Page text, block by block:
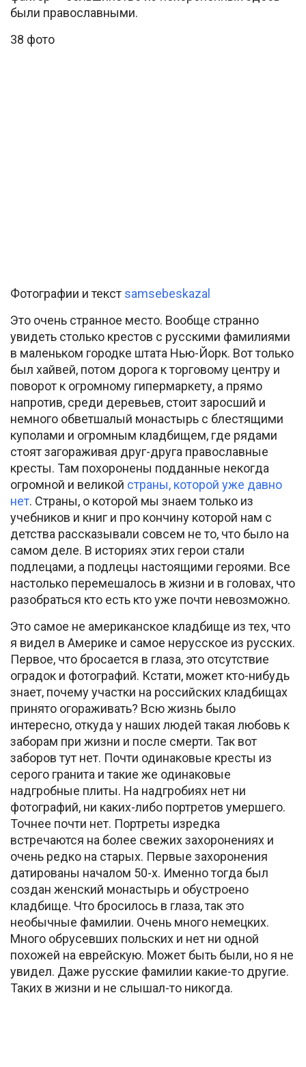
были православными.
38 фото
Фотографии и текст samsebeskazal
Это очень странное место. Вообще странно
увидеть столько крестов с русскими фамилиями
в маленьком городке штата Нью-Йорк. Вот только
был хайвей, потом дорога к торговому центру и
поворот к огромному гипермаркету, а прямо
напротив, среди деревьев, стоит заросший и
немного обветшалый монастырь с блестящими
куполами и огромным кладбищем, где рядами
стоят загораживая друг-друга православные
кресты. Там похоронены подданные некогда
огромной и великой страны, которой уже давно
нет. Страны, о которой мы знаем только из
учебников и книг и про кончину которой нам с
детства рассказывали совсем не то, что было на
самом деле. В историях этих герои стали
подлецами, а подлецы настоящими героями. Все
настолько перемешалось в жизни и в головах, что
разобраться кто есть кто уже почти невозможно.
Это самое не американское кладбище из тех, что
я видел в Америке и самое нерусское из русских.
Первое, что бросается в глаза, это отсутствие
оградок и фотографий. Кстати, может кто-нибудь
знает, почему участки на российских кладбищах
принято огораживать? Всю жизнь было
интересно, откуда у наших людей такая любовь к
заборам при жизни и после смерти. Так вот
заборов тут нет. Почти одинаковые кресты из
серого гранита и такие же одинаковые
надгробные плиты. На надгробиях нет ни
фотографий, ни каких-либо портретов умершего.
Точнее почти нет. Портреты изредка
встречаются на более свежих захоронениях и
очень редко на старых. Первые захоронения
датированы началом 50-х. Именно тогда был
создан женский монастырь и обустроено
кладбище. Что бросилось в глаза, так это
необычные фамилии. Очень много немецких.
Много обрусевших польских и нет ни одной
похожей на еврейскую. Может быть были, но я не
увидел. Даже русские фамилии какие-то другие.
Таких в жизни и не слышал-то никогда.